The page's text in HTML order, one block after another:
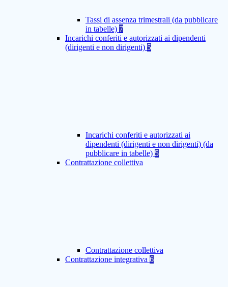
Tassi di assenza trimestrali (da pubblicare
in tabelle) 7
Incarichi conferiti e autorizzati ai dipendenti
(dirigenti e non dirigenti) 5
Incarichi conferiti e autorizzati ai
dipendenti (dirigenti e non dirigenti) (da
pubblicare in tabelle) 5
Contrattazione collettiva
Contrattazione collettiva
Contrattazione integrativa 6